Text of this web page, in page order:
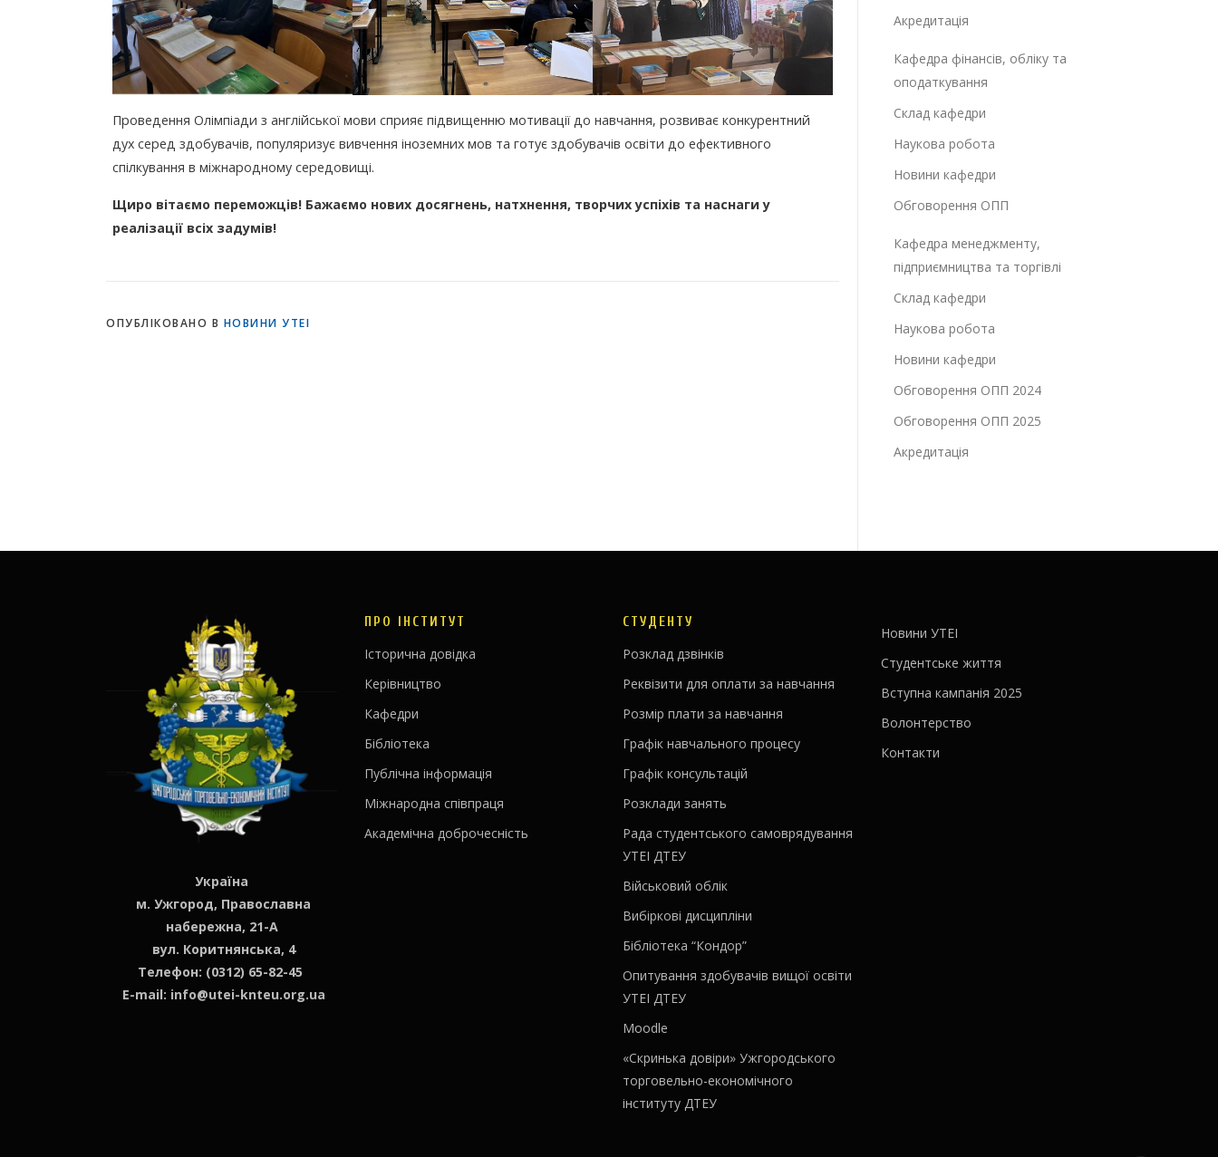
Проведення Олімпіади з англійської мови сприяє підвищенню мотивації до навчання, розвиває конкурентний
дух серед здобувачів, популяризує вивчення іноземних мов та готує здобувачів освіти до ефективного
спілкування в міжнародному середовищі.
Щиро вітаємо переможців! Бажаємо нових досягнень, натхнення, творчих успіхів та наснаги у
реалізації всіх задумів!
ОПУБЛІКОВАНО В НОВИНИ УТЕІ
Акредитація
Кафедра фінансів, обліку та
оподаткування
Склад кафедри
Наукова робота
Новини кафедри
Обговорення ОПП
Кафедра менеджменту,
підприємництва та торгівлі
Склад кафедри
Наукова робота
Новини кафедри
Обговорення ОПП 2024
Обговорення ОПП 2025
Акредитація
Україна
м. Ужгород, Православна
набережна, 21-А
вул. Коритнянська, 4
Телефон: (0312) 65-82-45
E-mail: info@utei-knteu.org.ua
ПРО ІНСТИТУТ
Історична довідка
Керівництво
Кафедри
Бібліотека
Публічна інформація
Міжнародна співпраця
Академічна доброчесність
СТУДЕНТУ
Розклад дзвінків
Реквізити для оплати за навчання
Розмір плати за навчання
Графік навчального процесу
Графік консультацій
Розклади занять
Рада студентського самоврядування
УТЕІ ДТЕУ
Військовий облік
Вибіркові дисципліни
Бібліотека “Кондор”
Опитування здобувачів вищої освіти
УТЕІ ДТЕУ
Moodle
«Скринька довіри» Ужгородського
торговельно-економічного
інституту ДТЕУ
Новини УТЕІ
Студентське життя
Вступна кампанія 2025
Волонтерство
Контакти